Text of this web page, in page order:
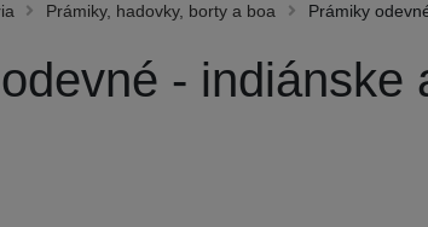
Prámiky, hadovky, borty a boa Prámiky
- indiánske